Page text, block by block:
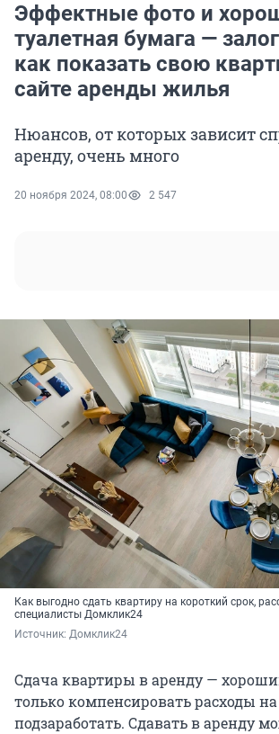
Эффектные фото и
туалетная бумага —
как показать свою
сайте аренды жилья
Нюансов, от которых зависит
аренду, очень много
20 ноября 2024, 08:00 2 547
Как выгодно сдать квартиру на короткий срок,
специалисты Домклик24
Источник: Домклик24
Сдача квартиры в аренду —
только компенсировать расходы
подзаработать. Сдавать в аренду